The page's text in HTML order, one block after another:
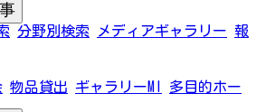
分野別検索 メディアギャラリー 報
物品貸出 ギャラリーMI
多目的ホー